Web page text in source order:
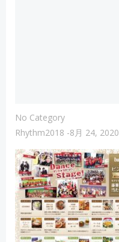
No Category
Rhythm2018 -8月 24, 2020